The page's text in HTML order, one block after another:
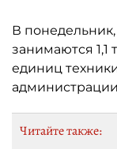
В
занимаются 1,1
единиц
Читайте также: